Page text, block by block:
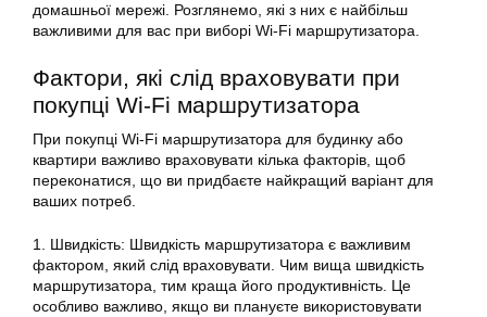
домашньої мережі. Розглянемо, які з них є найбільш
важливими для вас при виборі Wi-Fi маршрутизатора.
Фактори, які слід враховувати при
покупці Wi-Fi маршрутизатора
При покупці Wi-Fi маршрутизатора для будинку або
квартири важливо враховувати кілька факторів, щоб
переконатися, що ви придбаєте найкращий варіант для
ваших потреб.
1. Швидкість: Швидкість маршрутизатора є важливим
фактором, який слід враховувати. Чим вища швидкість
маршрутизатора, тим краща його продуктивність. Це
особливо важливо, якщо ви плануєте використовувати